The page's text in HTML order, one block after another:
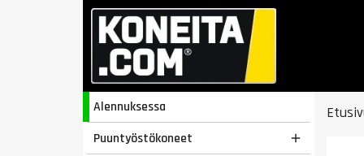
Alennuksessa
Puuntyöstökoneet
